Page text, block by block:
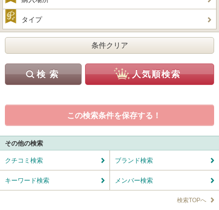
タイプ
この検索条件を保存する！
その他の検索
クチコミ検索 ブランド検索
キーワード検索 メンバー検索
検索TOPへ